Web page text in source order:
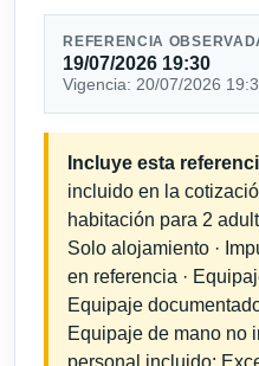
REFERENCIA
19/07/2026 19:30
Vigencia: 20/07/2026
Incluye esta
incluido en la
habitación para 2
Solo alojamiento ·
en referencia ·
Equipaje
Equipaje de mano no